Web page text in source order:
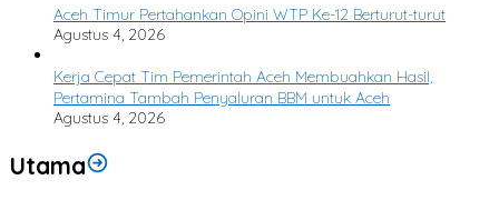
Aceh Timur Pertahankan Opini WTP Ke-12 Berturut-turut
Agustus 4, 2026
Kerja Cepat Tim Pemerintah Aceh Membuahkan Hasil,
Pertamina Tambah Penyaluran BBM untuk Aceh
Agustus 4, 2026
Utama